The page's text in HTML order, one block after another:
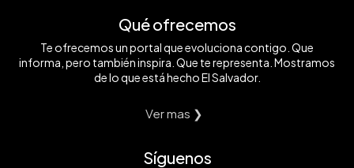
Qué ofrecemos
Te ofrecemos un portal que evoluciona contigo. Que
informa, pero también inspira. Que te representa. Mostramos
de lo que está hecho El Salvador.
Ver mas ❯
Síguenos